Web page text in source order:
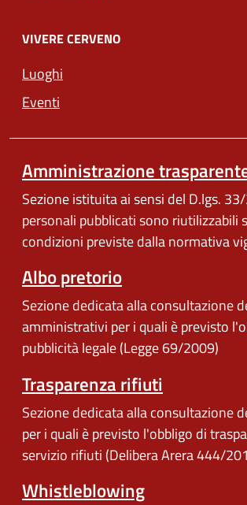
VIVERE CERVENO
Luoghi
Eventi
Amministrazione
Sezione istituita ai sensi del D.lgs.
personali pubblicati sono riutilizzabili
condizioni previste dalla normativa
Albo pretorio
Sezione dedicata alla consultazione
amministrativi per i quali è previsto
pubblicità legale (Legge 69/2009)
Trasparenza rifiuti
Sezione dedicata alla consultazione
per i quali è previsto l'obbligo di
servizio rifiuti (Delibera Arera 444/
Whistleblowing